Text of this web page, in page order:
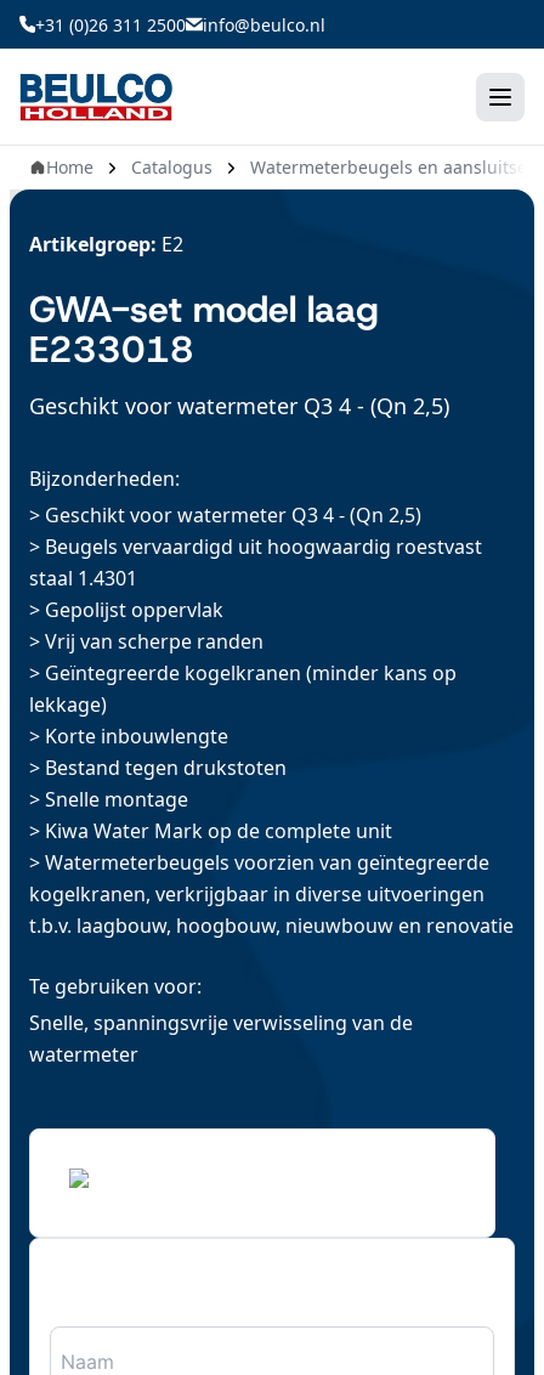
Ga
naar
de
inhoud
+31 (0)26 311 2500 info@beulco.nl
Home Catalogus Watermeterbeugels en aansluitsets
Artikelgroep: E2
GWA-set model laag
E233018
Geschikt voor watermeter Q3 4 - (Qn 2,5)
Bijzonderheden:
> Geschikt voor watermeter Q3 4 - (Qn 2,5)
> Beugels vervaardigd uit hoogwaardig roestvast
staal 1.4301
> Gepolijst oppervlak
> Vrij van scherpe randen
> Geïntegreerde kogelkranen (minder kans op
lekkage)
> Korte inbouwlengte
> Bestand tegen drukstoten
> Snelle montage
> Kiwa Water Mark op de complete unit
> Watermeterbeugels voorzien van geïntegreerde
kogelkranen, verkrijgbaar in diverse uitvoeringen
t.b.v. laagbouw, hoogbouw, nieuwbouw en renovatie
Te gebruiken voor:
Snelle, spanningsvrije verwisseling van de
watermeter